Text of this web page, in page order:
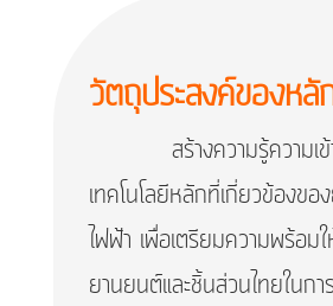
วัตถุประสงค์ของหลั
สร้างความรู้ความเข้า
เทคโนโลยีหลักที่เกี่ยวข้องข
ไฟฟ้า เพื่อเตรียมความพร้อ
ยานยนต์และชิ้นส่วนไทยในก